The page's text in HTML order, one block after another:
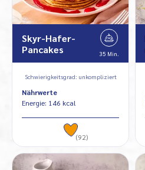
Skyr-Hafer-
Pancakes
35 Min.
Schwierigkeitsgrad: unkompliziert
Nährwerte
Energie: 146 kcal
(92)